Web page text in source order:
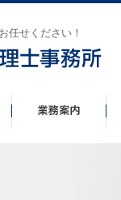
任せください！